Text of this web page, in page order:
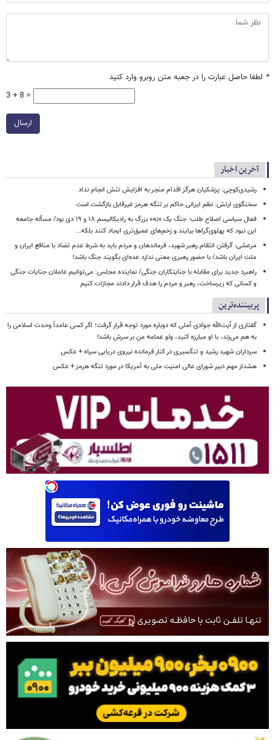
* لطفا حاصل عبارت را در جعبه متن روبرو وارد کنید
3 + 8 =
ارسال
آخرین اخبار
رشیدی‌کوچی: پزشکیان هرگز اقدام منجر به افزایش تنش انجام نداد
سخنگوی ارتش: نظم ایرانی حاکم بر تنگه هرمز غیرقابل بازگشت است
فعال سیاسی اصلاح طلب: جنگ یک «نه» بزرگ به رادیکالیسم ۱۸ و ۱۹ دی بود/ مسأله جامعه
این نبود که پهلوی‌گراها بیایند و زخم‌های عمیق‌تری ایجاد کنند بلکه...
مرعشی: گرفتن انتقام رهبر شهید، فرماندهان و مردم باید به شرط عدم تضاد با منافع ایران و
ملت ایران باشد/ با حضور رهبری معنی ندارد عده‌ای بگویند جنگ باشد!
راهبرد جدید برای مقابله با جنایتکاران جنگی/ نماینده مجلس: می‌توانیم عاملان جنایات جنگی
و کسانی که زیرساخت‌، رهبر و مردم را هدف قرار دادند مجازات کنیم
پربیننده‌ترین
گفتاری از آیت‌الله جوادی آملی که دوباره مورد توجه قرار گرفت؛ اگر کسی عامداً وحدت اسلامی را
به هم می‌زند، با او مبارزه کنید، ولو عمامه من بر سرش باشد!
سرداران شهید رشید و تنگسیری در کنار فرمانده نیروی دریایی سپاه + عکس
هشدار مهم دبیر شورای عالی امنیت ملی به آمریکا در مورد تنگه هرمز + عکس